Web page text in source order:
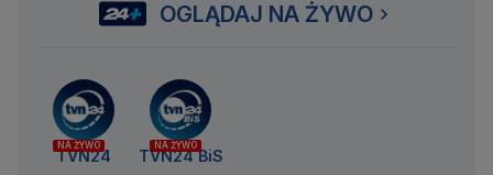
OGLĄDAJ NA ŻYWO
NA ŻYWO
TVN24
NA ŻYWO
TVN24 BiS